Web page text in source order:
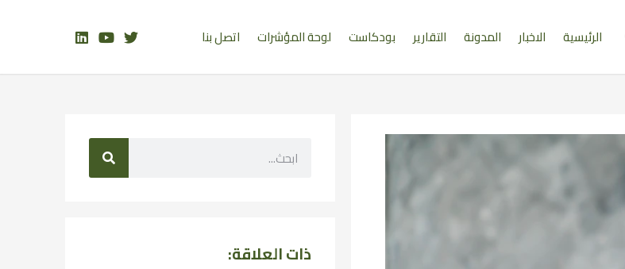
الرئيسية الاخبار المدونة التقارير بودكاست لوحة المؤشرات اتصل بنا
ذات العلاقة: